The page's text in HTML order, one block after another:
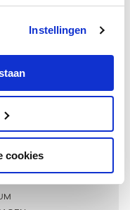
Instellingen
cookies